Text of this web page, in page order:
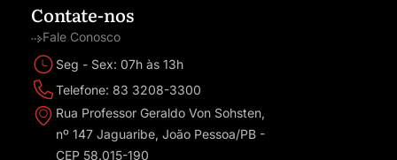
Contate-nos
Fale Conosco
Seg - Sex: 07h às 13h
Telefone: 83 3208-3300
Rua Professor Geraldo Von Sohsten,
nº 147 Jaguaribe, João Pessoa/PB -
CEP 58.015-190